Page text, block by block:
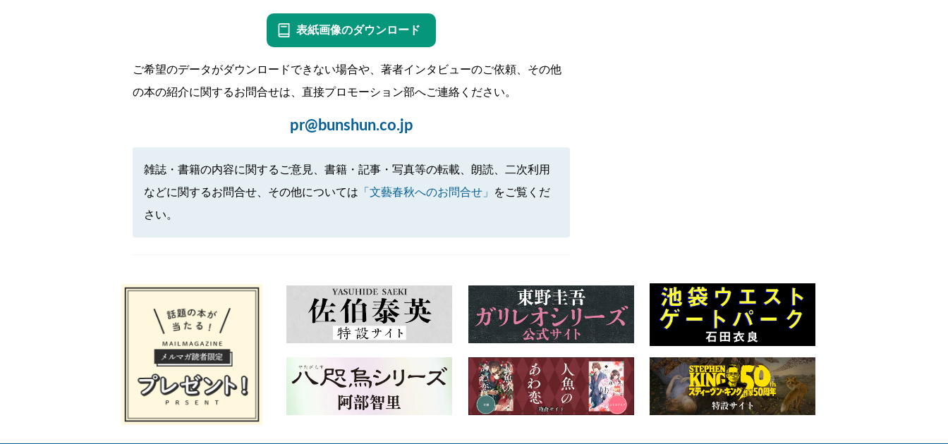
表紙画像のダウンロード
ご希望のデータがダウンロードできない場合や、著者インタビューのご依頼、その他
の本の紹介に関するお問合せは、直接プロモーション部へご連絡ください。
pr@bunshun.co.jp
雑誌・書籍の内容に関するご意見、書籍・記事・写真等の転載、朗読、二次利用
などに関するお問合せ、その他については 「文藝春秋へのお問合せ」
をご覧くだ
さい。